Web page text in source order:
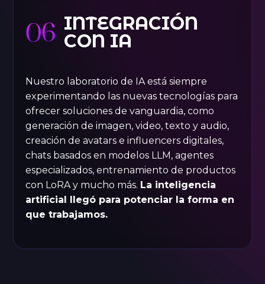
06 INTEGRACIÓN
CON IA
Nuestro laboratorio de IA está siempre
experimentando las nuevas tecnologías para
ofrecer soluciones de vanguardia, como
generación de imagen, video, texto y audio,
creación de avatars e influencers digitales,
chats basados en modelos LLM, agentes
especializados, entrenamiento de productos
con LoRA y mucho más. La inteligencia
artificial llegó para potenciar la forma en
que trabajamos.